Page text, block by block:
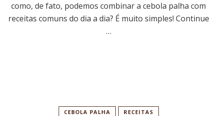
como, de fato, podemos combinar a cebola palha com
receitas comuns do dia a dia? É muito simples! Continue
…
CEBOLA PALHA RECEITAS